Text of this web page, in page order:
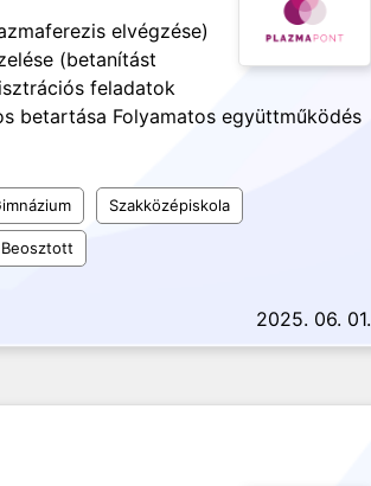
elvégzése)
(betanítást
feladatok
betartása Folyamatos együttműködés
Szakközépiskola
Beosztott
2025. 06. 01.